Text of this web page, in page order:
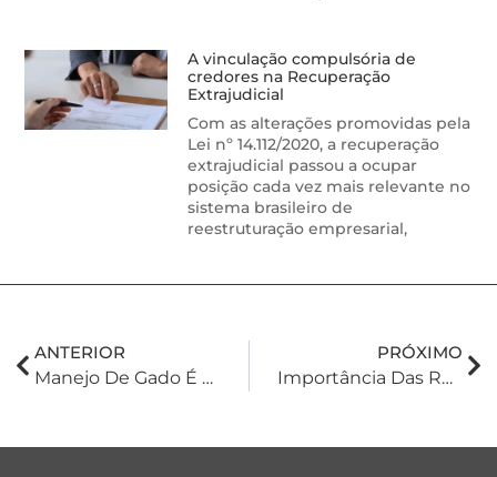
A vinculação compulsória de
credores na Recuperação
Extrajudicial
Com as alterações promovidas pela
Lei nº 14.112/2020, a recuperação
extrajudicial passou a ocupar
posição cada vez mais relevante no
sistema brasileiro de
reestruturação empresarial,
ANTERIOR
Manejo De Gado É Julgado Como Atividade De Risco Pelo TST
PRÓXIMO
Importância Das Revisões Jurídicas De Contratos